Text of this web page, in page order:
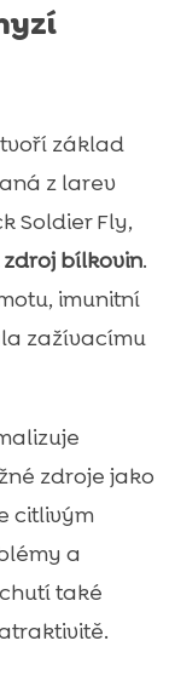
základ
z larev
Soldier Fly,
bílkovin.
imunitní
zažívacímu
zdroje jako
citlivým
a
také